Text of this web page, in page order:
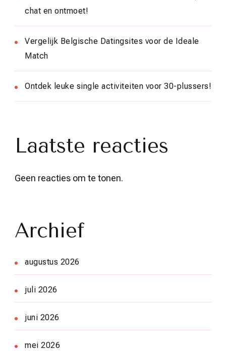
chat en ontmoet!
Vergelijk Belgische Datingsites voor de Ideale
Match
Ontdek leuke single activiteiten voor 30-plussers!
Laatste reacties
Geen reacties om te tonen.
Archief
augustus 2026
juli 2026
juni 2026
mei 2026